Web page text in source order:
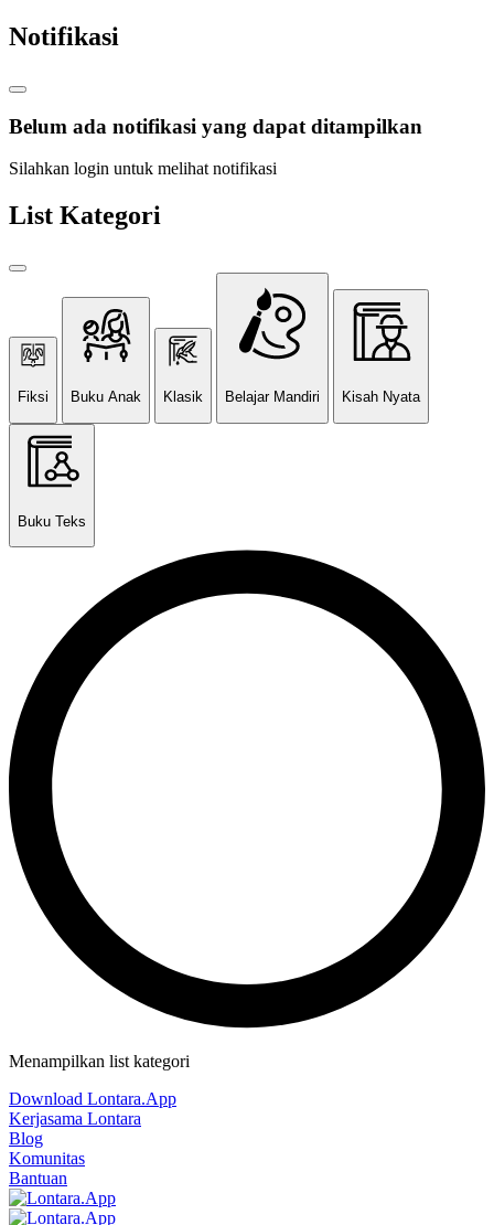
Notifikasi
Belum ada notifikasi yang dapat ditampilkan
Silahkan login untuk melihat notifikasi
List Kategori
Fiksi Buku Anak Klasik Belajar Mandiri Kisah Nyata
Buku Teks
Menampilkan list kategori
Download Lontara.App
Kerjasama Lontara
Blog
Komunitas
Bantuan